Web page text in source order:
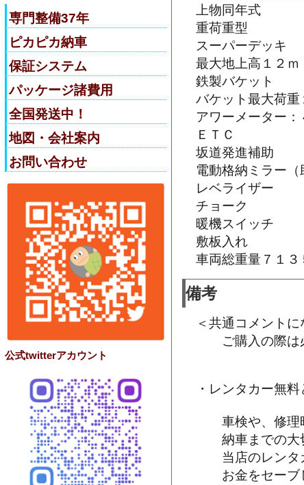
専門整備37年
ピカピカ納車
保証システム
パッケージ諸費用
全国発送中！
地図・会社案内
お問い合わせ
公式twitterアカウント
上物同年式
重荷重型
スーパーデッキ
最大地上高１２ｍ
鉄製バケット
バケット最大荷重
アワーメーター：
ＥＴＣ
坂道発進補助
電動格納ミラー（
レベライザー
チョーク
暖機スイッチ
敷板入れ
車両総重量７１３
備考
＜共通コメント
ご購入の際は
・レンタカー無料
車検や、修理
納車までの大
当店のレンタカ
お金をセーブ